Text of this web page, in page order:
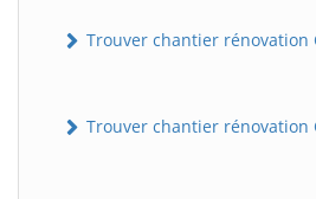
Trouver chantier rénovation
Trouver chantier rénovation